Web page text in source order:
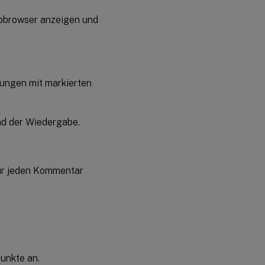
anzeigen und
mit markierten
der Wiedergabe.
jeden Kommentar
an.